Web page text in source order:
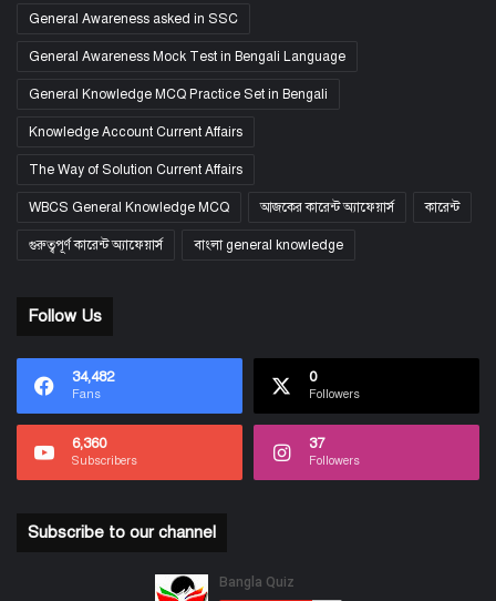
General Awareness asked in SSC
General Awareness Mock Test in Bengali Language
General Knowledge MCQ Practice Set in Bengali
Knowledge Account Current Affairs
The Way of Solution Current Affairs
WBCS General Knowledge MCQ আজকের কারেন্ট অ্যাফেয়ার্স কারেন্ট
গুরুত্বপূর্ণ কারেন্ট অ্যাফেয়ার্স বাংলা general knowledge
Follow Us
34,482
Fans
0
Followers
6,360
Subscribers
37
Followers
Subscribe to our channel